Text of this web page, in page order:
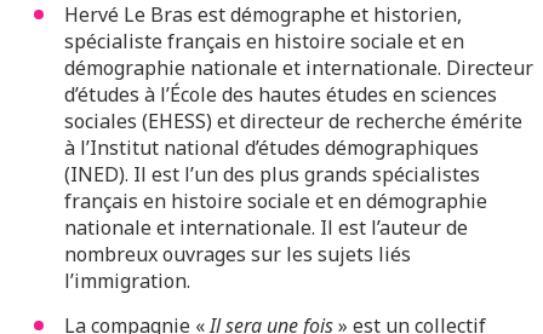
Hervé Le Bras est démographe et historien,
spécialiste français en histoire sociale et en
démographie nationale et internationale. Directeur
d’études à l’École des hautes études en sciences
sociales (EHESS) et directeur de recherche émérite
à l’Institut national d’études démographiques
(INED). Il est l’un des plus grands spécialistes
français en histoire sociale et en démographie
nationale et internationale. Il est l’auteur de
nombreux ouvrages sur les sujets liés
l’immigration.
La compagnie «Il sera une fois» est un collectif